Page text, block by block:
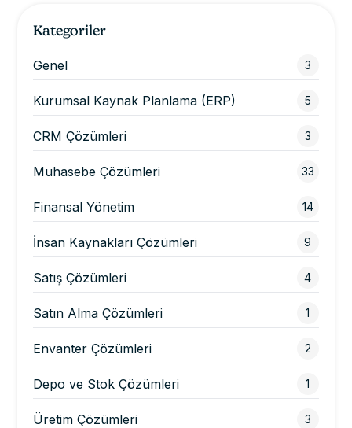
Kategoriler
Genel 3
Kurumsal Kaynak Planlama (ERP) 5
CRM Çözümleri 3
Muhasebe Çözümleri 33
Finansal Yönetim 14
İnsan Kaynakları Çözümleri 9
Satış Çözümleri 4
Satın Alma Çözümleri 1
Envanter Çözümleri 2
Depo ve Stok Çözümleri 1
Üretim Çözümleri 3